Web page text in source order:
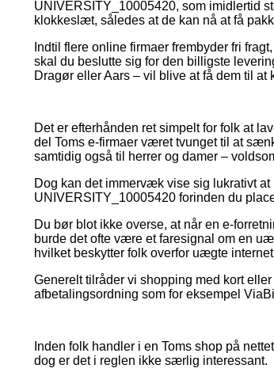
UNIVERSITY_10005420, som imidlertid
klokkeslæt, således at de kan nå at få
Indtil flere online firmaer frembyder fri
skal du beslutte sig for den billigste
Dragør eller Aars – vil blive at få dem til at
Det er efterhånden ret simpelt for folk at
del Toms e-firmaer været tvunget til at
samtidig også til herrer og damer –
Dog kan det immervæk vise sig lukrativt
UNIVERSITY_10005420 forinden du
Du bør blot ikke overse, at når en e-
burde det ofte være et faresignal om en
hvilket beskytter folk overfor uægte
Generelt tilråder vi shopping med kort
afbetalingsordning som for eksempel
Inden folk handler i en Toms shop på
dog er det i reglen ikke særlig interessant.